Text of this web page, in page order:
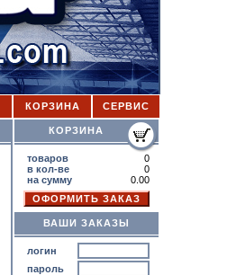
КОРЗИНА СЕРВИС
КОРЗИНА
товаров
0
в кол-ве
0
на сумму
0.00
ВАШИ ЗАКАЗЫ
логин
пароль